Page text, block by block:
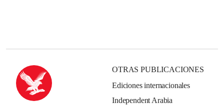
OTRAS PUBLICACIONES
Ediciones internacionales
Independent Arabia